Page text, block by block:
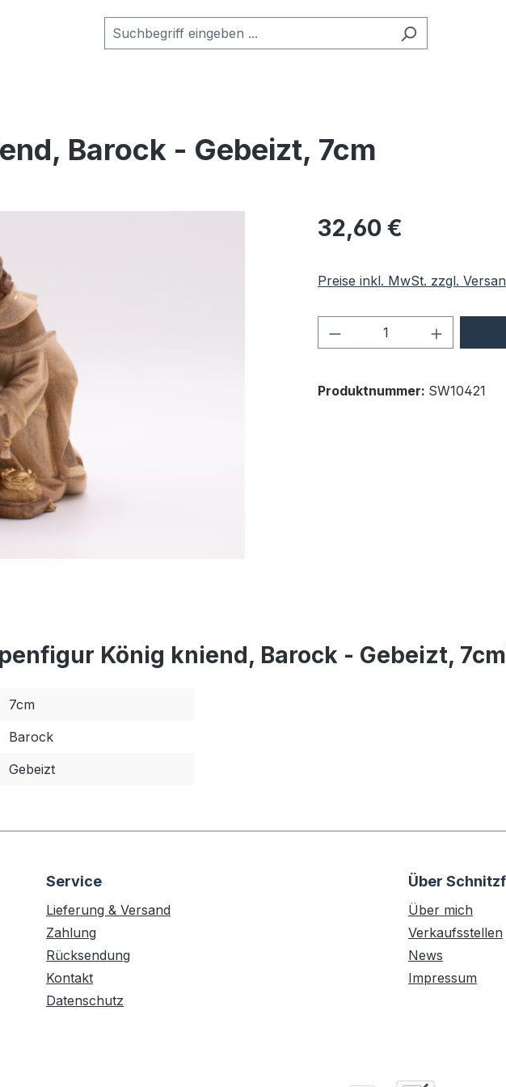
Barock - Gebeizt, 7cm
Regulärer Preis:
32,60 €
Preise inkl. MwSt. zzgl.
Produkt Anzahl:
Produktnummer: SW10421
König kniend, Barock - Gebeizt,
7cm
Barock
Gebeizt
Service
Lieferung & Versand
Zahlung
Rücksendung
Kontakt
Datenschutz
Über
Über mich
Verkaufsstellen
News
Impressum